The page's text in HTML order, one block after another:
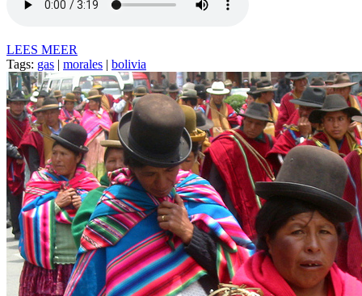
LEES MEER
Tags: gas | morales | bolivia